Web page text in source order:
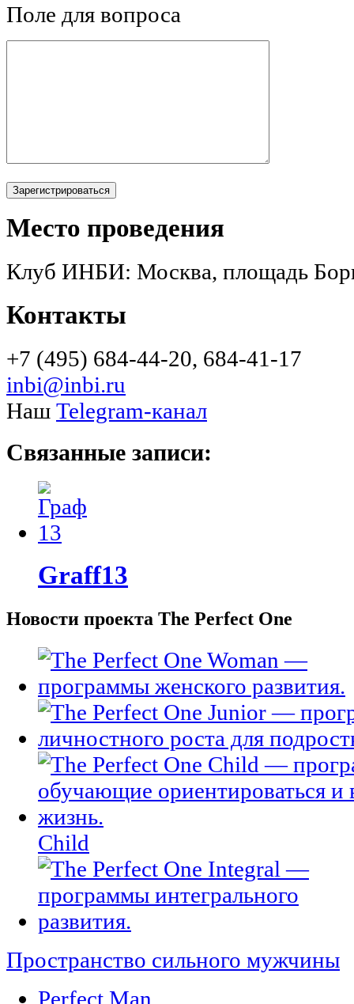
Поле для вопроса
Место проведения
Клуб ИНБИ: Москва, площадь
Контакты
+7 (495) 684-44-20, 684-41-17
inbi@inbi.ru
Наш Telegram-канал
Связанные записи:
Graff13
Новости проекта The Perfect One
Child
Пространство сильного мужчины
Perfect Man